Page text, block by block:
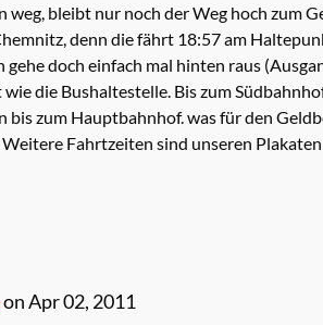
bleibt nur noch der Weg hoch zum
denn die fährt 18:57 am
gehe doch einfach mal hinten raus
die Bushaltestelle. Bis zum
zum Hauptbahnhof. was für den
Fahrtzeiten sind unseren
on Apr 02, 2011